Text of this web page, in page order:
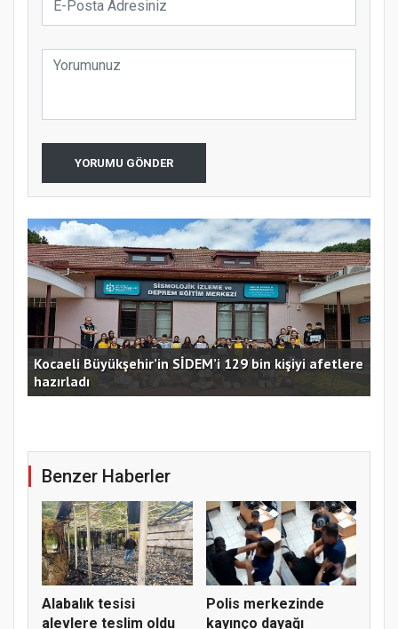
YORUMU GÖNDER
Kocaeli Büyükşehir’in SİDEM’i 129 bin kişiyi afetlere
hazırladı
Benzer Haberler
Alabalık tesisi
alevlere teslim oldu
Polis merkezinde
kayınço dayağı